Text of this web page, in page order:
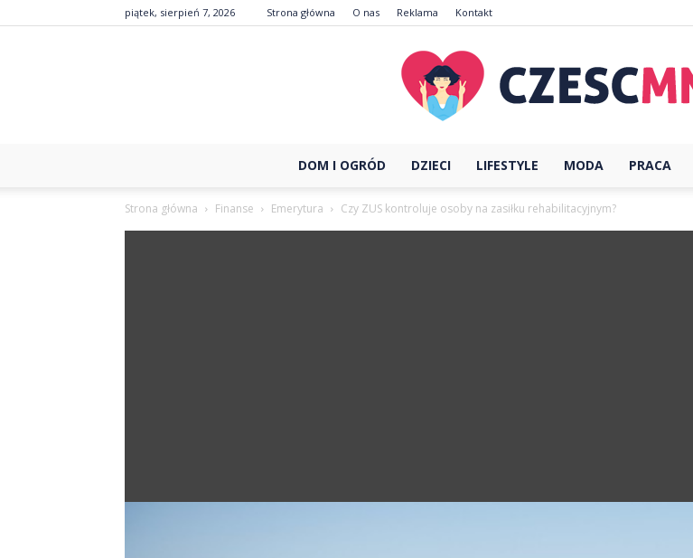
piątek, sierpień 7, 2026 Strona główna O nas Reklama Kontakt
DOM I OGRÓD DZIECI LIFESTYLE MODA PRACA
Strona główna Finanse Emerytura Czy ZUS kontroluje osoby na zasiłku rehabilitacyjnym?